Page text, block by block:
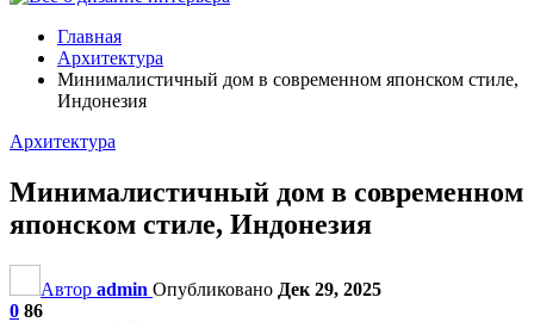
Главная
Архитектура
Минималистичный дом в современном японском стиле,
Индонезия
Архитектура
Минималистичный дом в современном
японском стиле, Индонезия
Автор admin Опубликовано Дек 29, 2025
0 86